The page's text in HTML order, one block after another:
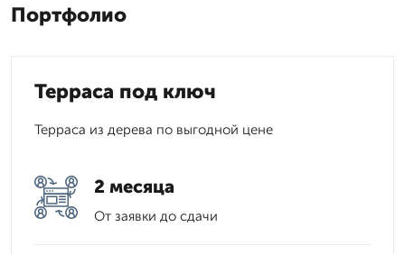
Портфолио
Терраса под ключ
Терраса из дерева по выгодной цене
2 месяца
От заявки до сдачи